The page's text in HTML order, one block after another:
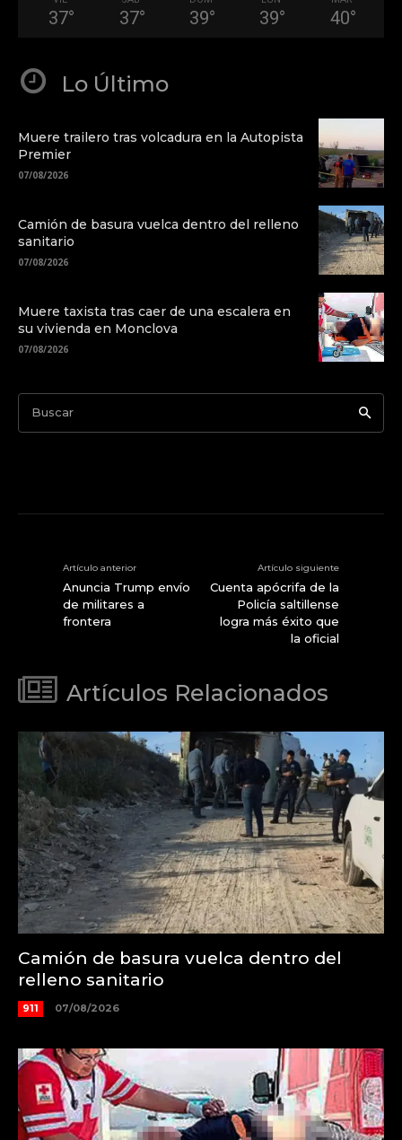
37° 37° 39° 39° 40°
Lo Último
Muere trailero tras volcadura en la Autopista
Premier
07/08/2026
Camión de basura vuelca dentro del relleno
sanitario
07/08/2026
Muere taxista tras caer de una escalera en
su vivienda en Monclova
07/08/2026
Buscar
Artículo anterior
Anuncia Trump envío
de militares a
frontera
Artículo siguiente
Cuenta apócrifa de la
Policía saltillense
logra más éxito que
la oficial
Artículos Relacionados
Camión de basura vuelca dentro del
relleno sanitario
911 07/08/2026